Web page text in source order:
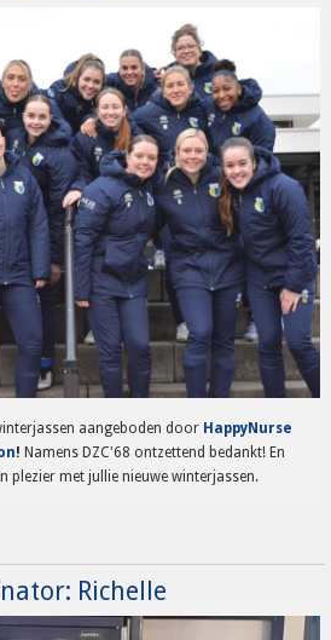
aangeboden door HappyNurse
!Namens DZC'68 ontzettend bedankt! En
plezier met jullie nieuwe winterjassen.
Richelle